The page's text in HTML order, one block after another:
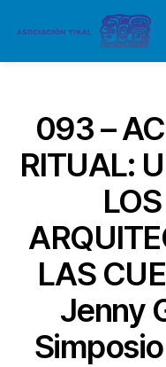
093 –
RITUAL:
LAS
Jenny